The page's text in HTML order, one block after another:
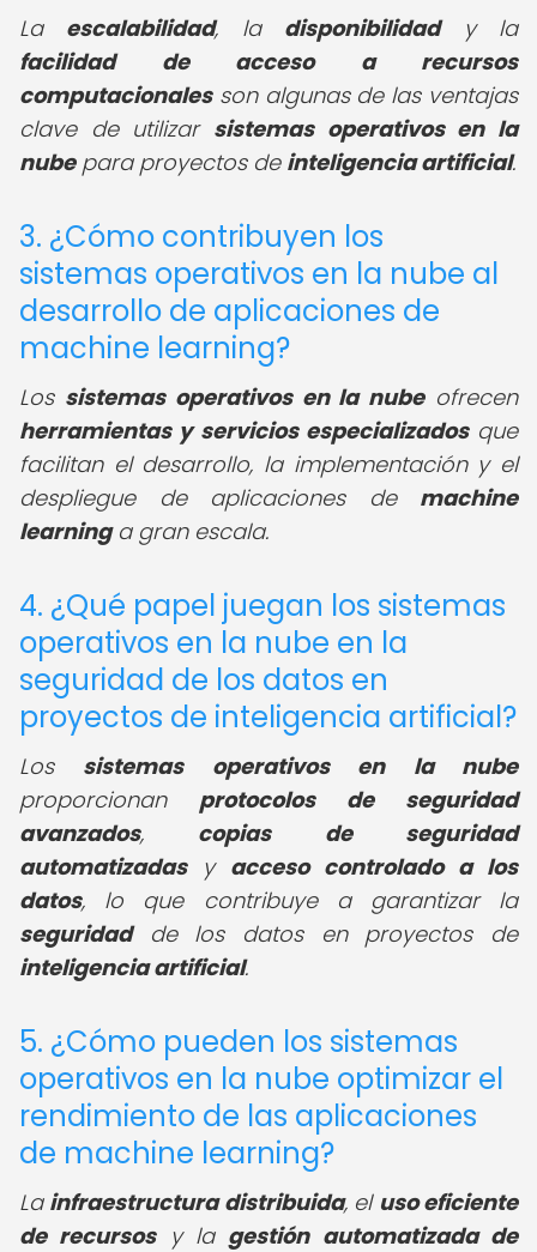
La escalabilidad, la disponibilidady la
facilidad de acceso a recursos
computacionalesson algunas de las ventajas
clave de utilizar sistemas operativos en la
nubepara proyectos de inteligencia artificial.
3. ¿Cómo contribuyen los
sistemas operativos en la nube al
desarrollo de aplicaciones de
machine learning?
Los sistemas operativos en la nubeofrecen
herramientas y servicios especializadosque
facilitan el desarrollo, la implementación y el
despliegue de aplicaciones de machine
learninga gran escala.
4. ¿Qué papel juegan los sistemas
operativos en la nube en la
seguridad de los datos en
proyectos de inteligencia artificial?
Los sistemas operativos en la nube
proporcionan protocolos de seguridad
avanzados, copias de seguridad
automatizadasy acceso controlado a los
datos, lo que contribuye a garantizar la
seguridadde los datos en proyectos de
inteligencia artificial.
5. ¿Cómo pueden los sistemas
operativos en la nube optimizar el
rendimiento de las aplicaciones
de machine learning?
La infraestructura distribuida, el uso eficiente
de recursosy la gestión automatizada de